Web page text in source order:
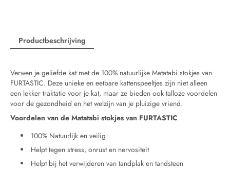
Productbeschrijving
Verwen je geliefde kat met de 100% natuurlijke Matatabi stokjes van
FURTASTIC. Deze unieke en eetbare kattenspeeltjes zijn niet alleen
een lekker traktatie voor je kat, maar ze bieden ook talloze voordelen
voor de gezondheid en het welzijn van je pluizige vriend.
Voordelen van de Matatabi stokjes van FURTASTIC
100% Natuurlijk en veilig
Helpt tegen stress, onrust en nervositeit
Helpt bij het verwijderen van tandplak en tandsteen